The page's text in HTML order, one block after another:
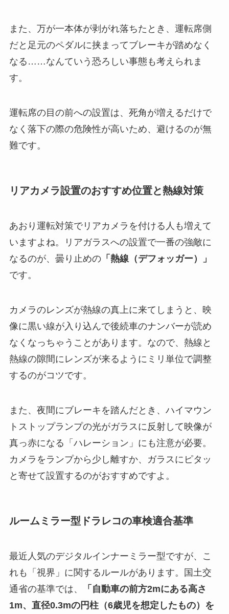
また、万が一本体が剥がれ落ちたとき、運転席側
だと足元のペダルに挟まってブレーキが踏めなく
なる……なんていう恐ろしい事態も考えられま
す。
運転席の目の前への設置は、死角が増えるだけで
なく落下の際の危険性が高いため、避けるのが無
難です。
リアカメラ設置のおすすめ位置と熱線対策
あおり運転対策でリアカメラを付ける人も増えて
いますよね。リアガラスへの設置で一番の強敵に
なるのが、曇り止めの「熱線（デフォッガー）」
です。
カメラのレンズが熱線の真上に来てしまうと、映
像に黒い線が入り込んで後続車のナンバーが読め
なくなっちゃうことがあります。なので、熱線と
熱線の隙間にレンズが来るようにミリ単位で調整
するのがコツです。
また、夜間にブレーキを踏んだとき、ハイマウン
トストップランプの光がガラスに反射して映像が
真っ赤になる「ハレーション」にも注意が必要。
カメラをランプから少し離すか、ガラスにピタッ
と寄せて設置するのがおすすめですよ。
ルームミラー型ドラレコの車検適合基準
最近人気のデジタルインナーミラー型ですが、こ
れも「視界」に関するルールがあります。国土交
通省の基準では、
「自動車の前方2mにある高さ
1m、直径0.3mの円柱（6歳児を想定したもの）を